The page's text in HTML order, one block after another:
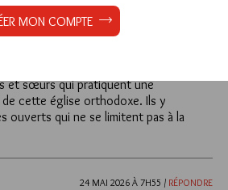
23 MAI 2026 À 21H21 /
est un chrétien gnostique de très
Patmos n’en fait pas pour autant un
du culte, fait nécessairement
et sœurs qui pratiquent une
de cette église orthodoxe. Ils y
ouverts qui ne se limitent pas à la
24 MAI 2026 À 7H55 / RÉPONDRE
MON COMPTE